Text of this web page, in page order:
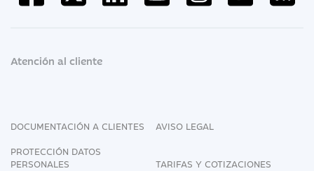
Atención al cliente
DOCUMENTACIÓN A CLIENTES
AVISO LEGAL
PROTECCIÓN DATOS
PERSONALES
TARIFAS Y COTIZACIONES